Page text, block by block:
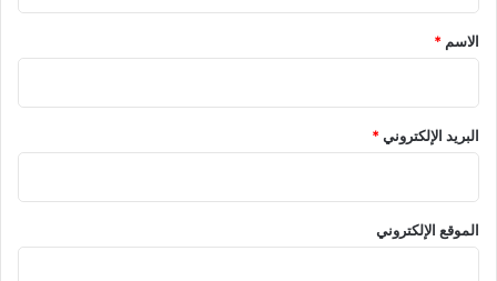
*
الاسم *
البريد الإلكتروني*
الموقع الإلكتروني